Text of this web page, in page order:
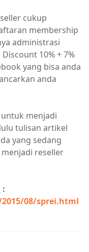
cukup
membership
administrasi
10% + 7%
yang bisa anda
anda
menjadi
tulisan artikel
yang sedang
reseller
:
08/sprei.html